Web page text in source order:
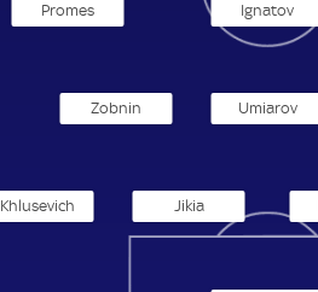
Jikia
Khlusevich
Umiarov
Zobnin
Ignatov
Promes